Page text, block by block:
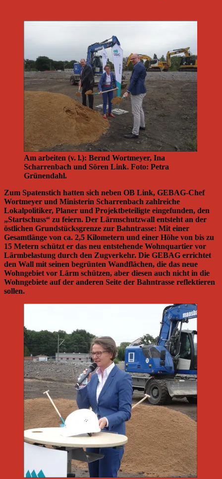
Am arbeiten (v. l.): Bernd Wortmeyer, Ina
Scharrenbach und Sören Link. Foto: Petra
Grünendahl.
Zum Spatenstich hatten sich neben OB Link, GEBAG-Chef
Wortmeyer und Ministerin Scharrenbach zahlreiche
Lokalpolitiker, Planer und Projektbeteiligte eingefunden, den
„Startschuss“ zu feiern. Der Lärmschutzwall entsteht an der
östlichen Grundstücksgrenze zur Bahntrasse: Mit einer
Gesamtlänge von ca. 2,5 Kilometern und einer Höhe von bis zu
15 Metern schützt er das neu entstehende Wohnquartier vor
Lärmbelastung durch den Zugverkehr. Die GEBAG errichtet
den Wall mit seinen begrünten Wandflächen, die das neue
Wohngebiet vor Lärm schützen, aber diesen auch nicht in die
Wohngebiete auf der anderen Seite der Bahntrasse reflektieren
sollen.